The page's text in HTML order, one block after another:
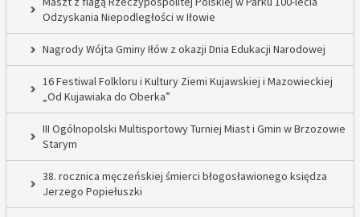
Odzyskania Niepodległości w Iłowie
Nagrody Wójta Gminy Iłów z okazji Dnia Edukacji Narodowej
16 Festiwal Folkloru i Kultury Ziemi Kujawskiej i Mazowieckiej
„Od Kujawiaka do Oberka”
III Ogólnopolski Multisportowy Turniej Miast i Gmin w Brzozowie
Starym
38. rocznica męczeńskiej śmierci błogosławionego księdza
Jerzego Popiełuszki